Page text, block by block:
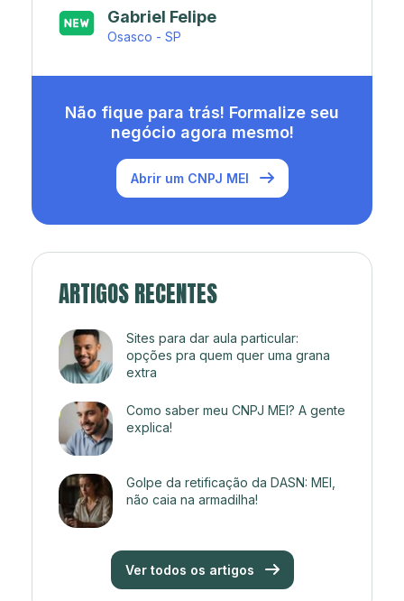
Japa’s açaí e sorveteria
Rio de Janeiro - RJ
Não fique para trás! Formalize seu
negócio agora mesmo!
Abrir um CNPJ MEI
ARTIGOS RECENTES
Sites para dar aula particular:
opções pra quem quer uma grana
extra
Como saber meu CNPJ MEI? A gente
explica!
Golpe da retificação da DASN: MEI,
não caia na armadilha!
Ver todos os artigos